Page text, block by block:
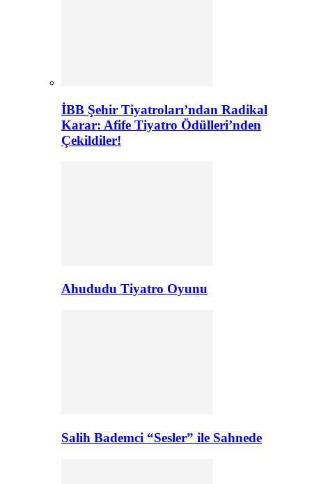
İBB Şehir Tiyatroları’ndan Radikal
Karar: Afife Tiyatro Ödülleri’nden
Çekildiler!
Ahududu Tiyatro Oyunu
Salih Bademci “Sesler” ile Sahnede